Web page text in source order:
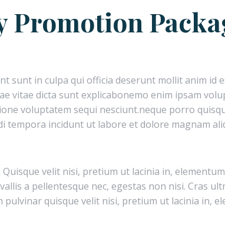
Promotion
sunt in culpa qui officia deserunt mollit anim id
vitae dicta sunt explicabonemo enim ipsam
voluptatem sequi nesciunt.neque porro
tempora incidunt ut labore et dolore magnam
velit nisi, pretium ut lacinia in,
a pellentesque nec, egestas non nisi. Cras
quisque velit nisi, pretium ut lacinia in,